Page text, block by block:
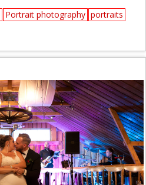
Portrait photography portraits